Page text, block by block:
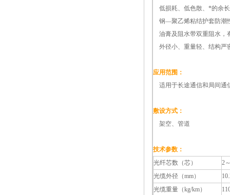
低损耗、低色散、*的余
钢—聚乙烯粘结护套防潮
油膏及阻水带双重阻水，
外径小、重量轻、结构严
应用范围：
适用于长途通信和局间通
敷设方式：
架空、管道
技术参数：
光纤芯数（芯）
2
光缆外径（mm）
光缆重量（kg/km）